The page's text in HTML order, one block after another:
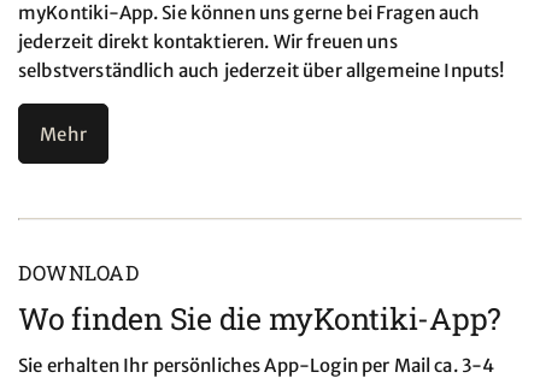
myKontiki-App. Sie können uns gerne bei Fragen auch
jederzeit direkt kontaktieren. Wir freuen uns
selbstverständlich auch jederzeit über allgemeine Inputs!
Mehr
DOWNLOAD
Wo finden Sie die myKontiki-App?
Sie erhalten Ihr persönliches App-Login per Mail ca. 3-4